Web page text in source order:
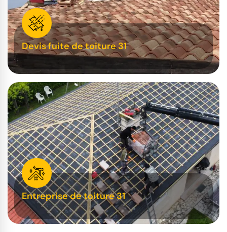
Devis fuite de toiture 31
Entreprise de toiture 31